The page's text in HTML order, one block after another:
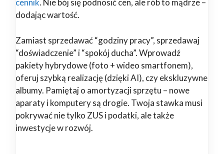
cennik. Nie bój się podnosić cen, ale rób to mądrze –
dodając wartość.
Zamiast sprzedawać “godziny pracy”, sprzedawaj
“doświadczenie” i “spokój ducha”. Wprowadź
pakiety hybrydowe (foto + wideo smartfonem),
oferuj szybką realizację (dzięki AI), czy ekskluzywne
albumy. Pamiętaj o amortyzacji sprzętu – nowe
aparaty i komputery są drogie. Twoja stawka musi
pokrywać nie tylko ZUS i podatki, ale także
inwestycje w rozwój.